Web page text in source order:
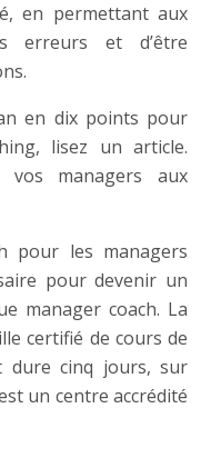
en permettant aux
erreurs et d’être
en dix points pour
lisez un article.
vos managers aux
pour les managers
pour devenir un
manager coach. La
certifié de cours de
dure cinq jours, sur
un centre accrédité